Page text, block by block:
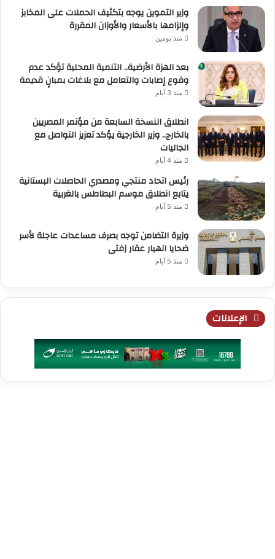
وزير التموين يوجه بتكثيف الحملات على المخابز
وإلزامها بالأسعار والأوزان المقررة
منذ يومين
بعد الهزة الأرضية.. التنمية المحلية تؤكد عدم
وقوع إصابات والتعامل مع بلاغات بمبانٍ قديمة
منذ 3 أيام
انطلاق النسخة السابعة من مؤتمر المصريين
بالخارج.. وزير الخارجية يؤكد تعزيز التواصل مع
الجاليات
منذ 4 أيام
رئيس اتحاد منتجي ومصدري الحاصلات البستانية
يتابع انطلاق موسم البطاطس بالغربية
منذ 5 أيام
وزيرة التضامن توجه بصرف مساعدات عاجلة لأسر
ضحايا انهيار عقار زفتى
منذ 5 أيام
الإعلانات